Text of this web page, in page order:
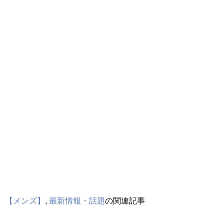
【メンズ】 最新情報・話題の関連記事